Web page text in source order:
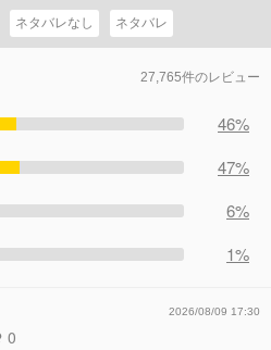
ネタバレなし ネタバレ
27,765件のレビュー
46%
47%
6%
1%
0
2026/08/09 17:30